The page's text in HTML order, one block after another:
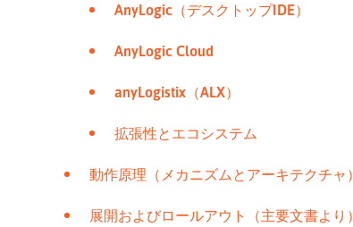
AnyLogic（デスクトップIDE）
AnyLogic Cloud
anyLogistix（ALX）
拡張性とエコシステム
動作原理（メカニズムとアーキテクチャ）
展開およびロールアウト（主要文書より）